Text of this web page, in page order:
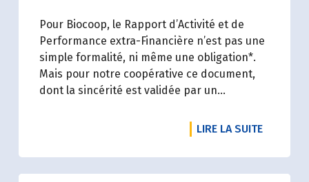
Pour Biocoop, le Rapport d’Activité et de
Performance extra-Financière n’est pas une
simple formalité, ni même une obligation*.
Mais pour notre coopérative ce document,
dont la sincérité est validée par un
transparence vis-à-vis de l'ensemble de nos
parties prenantes (Paysan.ne.s Associé.e.s,
magasins...) et de nos clients. Il contient un
condensé des avancées réalisées par
LIRE LA SUITEDE